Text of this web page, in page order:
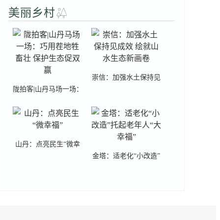
陇拍客|山丹马场一场：
巧用茬地牲畜壮 保护生
崇信：加强水土保持见
卷
山丹：点亮民生“微幸
金塔：适老化“小改造”